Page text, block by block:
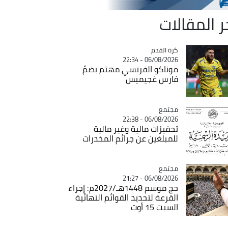
المقالات
Catégorie
كرة القدم
06/08/2026 - 22:34
موناكو الفرنسي مهتم بضمّ
فارس غجيميس
Catégorie
مجتمع
06/08/2026 - 22:38
تحفيزات مالية وغير مالية
للمبلغين عن جرائم المخدرات
Catégorie
مجتمع
06/08/2026 - 21:27
حج موسم 1448هـ/2027م: إجراء
القرعة لتحديد القوائم النهائية
السبت 15 أوت